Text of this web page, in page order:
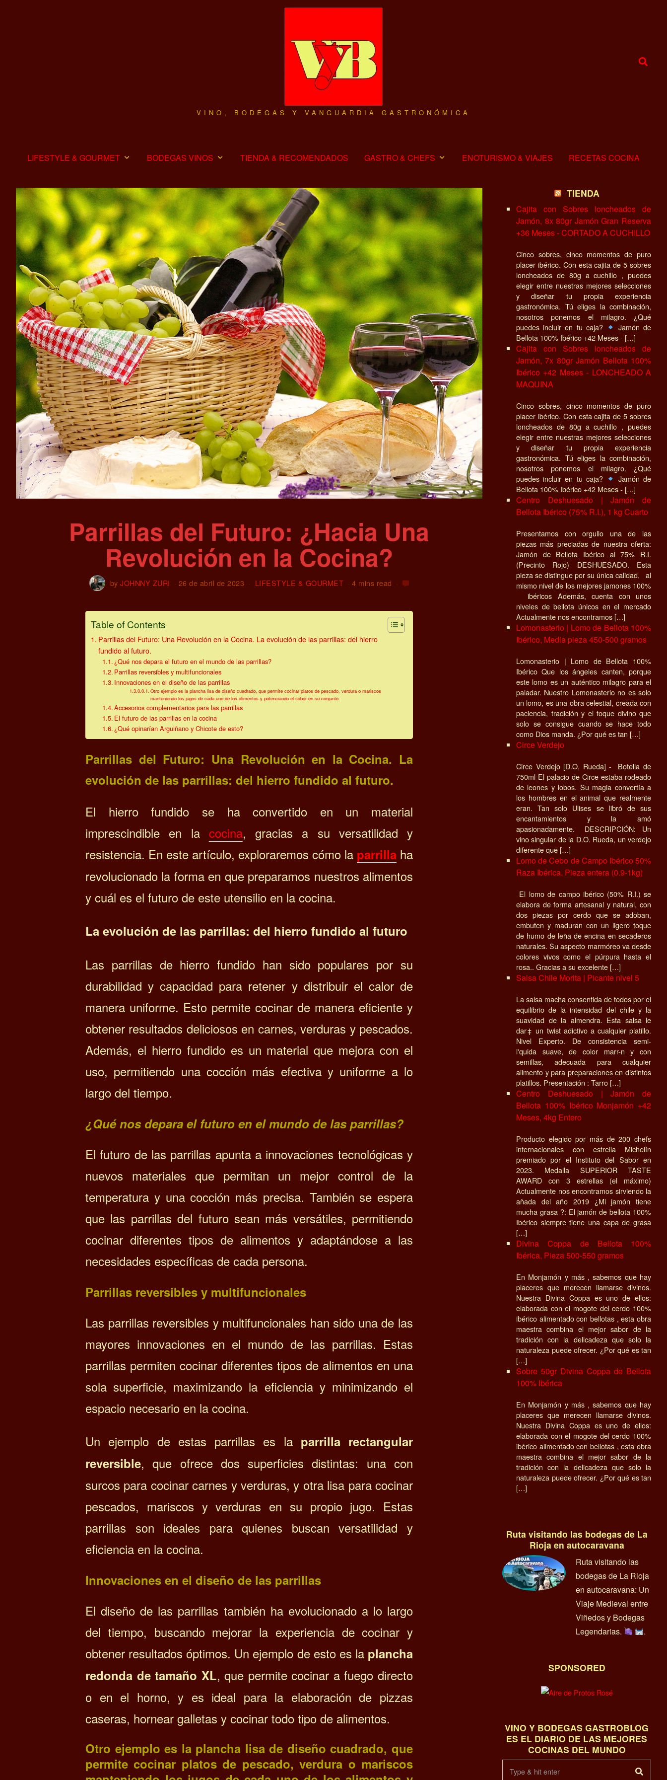
VINO, BODEGAS Y VANGUARDIA GASTRONÓMICA
LIFESTYLE & GOURMET BODEGAS VINOS TIENDA & RECOMENDADOS GASTRO & CHEFS ENOTURISMO & VIAJES RECETAS COCINA
Parrillas del Futuro: ¿Hacia Una
Revolución en la Cocina?
byJOHNNY ZURI 26 de abril de 2023 LIFESTYLE & GOURMET 4 mins read
Table of Contents
Parrillas del Futuro: Una Revolución en la Cocina. La evolución de las parrillas: del hierro
fundido al futuro.
¿Qué nos depara el futuro en el mundo de las parrillas?
Parrillas reversibles y multifuncionales
Innovaciones en el diseño de las parrillas
Otro ejemplo es la plancha lisa de diseño cuadrado, que permite cocinar platos de pescado, verdura o mariscos
manteniendo los jugos de cada uno de los alimentos y potenciando el sabor en su conjunto.
Accesorios complementarios para las parrillas
El futuro de las parrillas en la cocina
¿Qué opinarían Arguiñano y Chicote de esto?
Parrillas del Futuro: Una Revolución en la Cocina. La
evolución de las parrillas: del hierro fundido al futuro.
El hierro fundido se ha convertido en un material
imprescindible en la cocina, gracias a su versatilidad y
resistencia. En este artículo, exploraremos cómo la parrilla ha
revolucionado la forma en que preparamos nuestros alimentos
y cuál es el futuro de este utensilio en la cocina.
La evolución de las parrillas: del hierro fundido al futuro
Las parrillas de hierro fundido han sido populares por su
durabilidad y capacidad para retener y distribuir el calor de
manera uniforme. Esto permite cocinar de manera eficiente y
obtener resultados deliciosos en carnes, verduras y pescados.
Además, el hierro fundido es un material que mejora con el
uso, permitiendo una cocción más efectiva y uniforme a lo
largo del tiempo.
¿Qué nos depara el futuro en el mundo de las parrillas?
El futuro de las parrillas apunta a innovaciones tecnológicas y
nuevos materiales que permitan un mejor control de la
temperatura y una cocción más precisa. También se espera
que las parrillas del futuro sean más versátiles, permitiendo
cocinar diferentes tipos de alimentos y adaptándose a las
necesidades específicas de cada persona.
Parrillas reversibles y multifuncionales
Las parrillas reversibles y multifuncionales han sido una de las
mayores innovaciones en el mundo de las parrillas. Estas
parrillas permiten cocinar diferentes tipos de alimentos en una
sola superficie, maximizando la eficiencia y minimizando el
espacio necesario en la cocina.
Un ejemplo de estas parrillas es la parrilla rectangular
reversible, que ofrece dos superficies distintas: una con
surcos para cocinar carnes y verduras, y otra lisa para cocinar
pescados, mariscos y verduras en su propio jugo. Estas
parrillas son ideales para quienes buscan versatilidad y
eficiencia en la cocina.
Innovaciones en el diseño de las parrillas
El diseño de las parrillas también ha evolucionado a lo largo
del tiempo, buscando mejorar la experiencia de cocinar y
obtener resultados óptimos. Un ejemplo de esto es la plancha
redonda de tamaño XL, que permite cocinar a fuego directo
o en el horno, y es ideal para la elaboración de pizzas
caseras, hornear galletas y cocinar todo tipo de alimentos.
Otro ejemplo es la plancha lisa de diseño cuadrado, que
permite cocinar platos de pescado, verdura o mariscos
TIENDA
Cajita con Sobres loncheados de
Jamón, 8x 80gr Jamón Gran Reserva
+36 Meses - CORTADO A CUCHILLO
Cinco sobres, cinco momentos de puro
placer ibérico. Con esta cajita de 5 sobres
loncheados de 80g a cuchillo , puedes
elegir entre nuestras mejores selecciones
y diseñar tu propia experiencia
gastronómica. Tú eliges la combinación,
nosotros ponemos el milagro. ¿Qué
puedes incluir en tu caja?
Jamón de
Bellota 100% Ibérico +42 Meses - […]
Cajita con Sobres loncheados de
Jamón, 7x 80gr Jamón Bellota 100%
Ibérico +42 Meses - LONCHEADO A
MAQUINA
Cinco sobres, cinco momentos de puro
placer ibérico. Con esta cajita de 5 sobres
loncheados de 80g a cuchillo , puedes
elegir entre nuestras mejores selecciones
y diseñar tu propia experiencia
gastronómica. Tú eliges la combinación,
nosotros ponemos el milagro. ¿Qué
puedes incluir en tu caja?
Jamón de
Bellota 100% Ibérico +42 Meses - […]
Centro Deshuesado | Jamón de
Bellota Ibérico (75% R.I.), 1 kg Cuarto
Presentamos con orgullo una de las
piezas más preciadas de nuestra oferta:
Jamón de Bellota Ibérico al 75% R.I.
(Precinto Rojo) DESHUESADO. Esta
pieza se distingue por su única calidad, al
mismo nivel de los mejores jamones 100%
ibéricos Además, cuenta con unos
niveles de bellota únicos en el mercado
Actualmente nos encontramos […]
Lomonasterio | Lomo de Bellota 100%
Ibérico, Media pieza 450-500 gramos
Lomonasterio | Lomo de Bellota 100%
Ibérico Que los ángeles canten, porque
este lomo es un auténtico milagro para el
paladar. Nuestro Lomonasterio no es solo
un lomo, es una obra celestial, creada con
paciencia, tradición y el toque divino que
solo se consigue cuando se hace todo
como Dios manda. ¿Por qué es tan […]
Circe Verdejo
Circe Verdejo [D.O. Rueda] - Botella de
750ml El palacio de Circe estaba rodeado
de leones y lobos. Su magia convertía a
los hombres en el animal que realmente
eran. Tan solo Ulises se libró de sus
encantamientos y la amó
apasionadamente. DESCRIPCIÓN: Un
vino singular de la D.O. Rueda, un verdejo
diferente que […]
Lomo de Cebo de Campo Ibérico 50%
Raza Ibérica, Pieza entera (0.9-1kg)
El lomo de campo ibérico (50% R.I.) se
elabora de forma artesanal y natural, con
dos piezas por cerdo que se adoban,
embuten y maduran con un ligero toque
de humo de leña de encina en secaderos
naturales. Su aspecto marmóreo va desde
colores vivos como el púrpura hasta el
rosa.. Gracias a su excelente […]
Salsa Chile Morita | Picante nivel 5
La salsa macha consentida de todos por el
equilibrio de la intensidad del chile y la
suavidad de la almendra. Esta salsa le
dar‡ un twist adictivo a cualquier platillo.
Nivel Experto. De consistencia semi-
l'quida suave, de color marr-n y con
semillas, adecuada para cualquier
alimento y para preparaciones en distintos
platillos. Presentación : Tarro […]
Centro Deshuesado | Jamón de
Bellota 100% Ibérico Monjamón +42
Meses, 4kg Entero
Producto elegido por más de 200 chefs
internacionales con estrella Michelín
premiado por el Instituto del Sabor en
2023. Medalla SUPERIOR TASTE
AWARD con 3 estrellas (el máximo)
Actualmente nos encontramos sirviendo la
añada del año 2019 ¿Mi jamón tiene
mucha grasa ?: El jamón de bellota 100%
Ibérico siempre tiene una capa de grasa
[…]
Divina Coppa de Bellota 100%
Ibérica, Pieza 500-550 gramos
En Monjamón y más , sabemos que hay
placeres que merecen llamarse divinos.
Nuestra Divina Coppa es uno de ellos:
elaborada con el mogote del cerdo 100%
ibérico alimentado con bellotas , esta obra
maestra combina el mejor sabor de la
tradición con la delicadeza que solo la
naturaleza puede ofrecer. ¿Por qué es tan
[…]
Sobre 50gr Divina Coppa de Bellota
100% Ibérica
En Monjamón y más , sabemos que hay
placeres que merecen llamarse divinos.
Nuestra Divina Coppa es uno de ellos:
elaborada con el mogote del cerdo 100%
ibérico alimentado con bellotas , esta obra
maestra combina el mejor sabor de la
tradición con la delicadeza que solo la
naturaleza puede ofrecer. ¿Por qué es tan
[…]
Ruta visitando las bodegas de La
Rioja en autocaravana
Ruta visitando las
bodegas de La Rioja
en autocaravana: Un
Viaje Medieval entre
Viñedos y Bodegas
Legendarias.
.
SPONSORED
VINO Y BODEGAS GASTROBLOG
ES EL DIARIO DE LAS MEJORES
COCINAS DEL MUNDO